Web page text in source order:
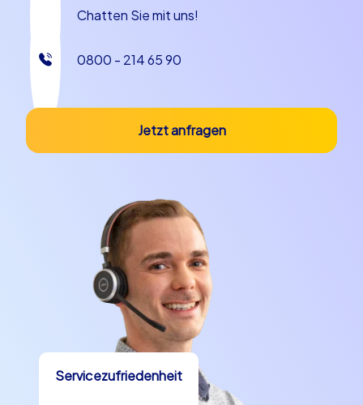
Servicezufriedenheit
Chatten Sie mit uns!
0800 - 214 65 90
Jetzt anfragen